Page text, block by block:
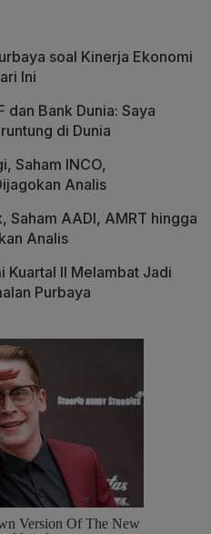
soal Kinerja Ekonomi
Ini
dan Bank Dunia: Saya
di Dunia
Saham INCO,
Analis
Saham AADI, AMRT hingga
Analis
Kuartal II Melambat Jadi
Purbaya